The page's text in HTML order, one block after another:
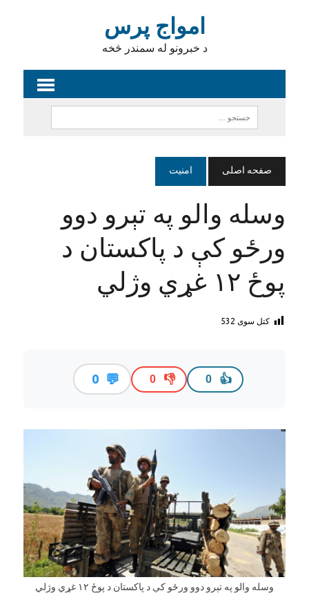
امواج پرس
د خبرونو له سمندر څخه
صفحه اصلی امنیت
وسله والو په تېرو دوو
ورځو کې د پاکستان د
پوځ ۱۲ غړي وژلي
کتل سوی 532
👍
0
👎
0
💬
0
وسله والو په تېرو دوو ورځو کې د پاکستان د پوځ ۱۲ غړي وژلي